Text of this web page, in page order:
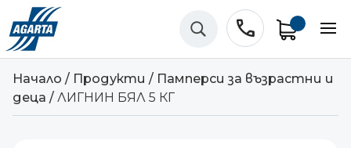
phone
U
Начало / Продукти / Памперси за възрастни и
деца / ЛИГНИН БЯЛ 5 КГ